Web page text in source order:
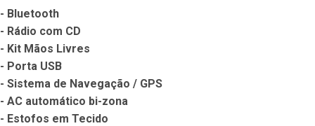
- Bluetooth
- Rádio com CD
- Kit Mãos Livres
- Porta USB
- Sistema de Navegação / GPS
- AC automático bi-zona
- Estofos em Tecido